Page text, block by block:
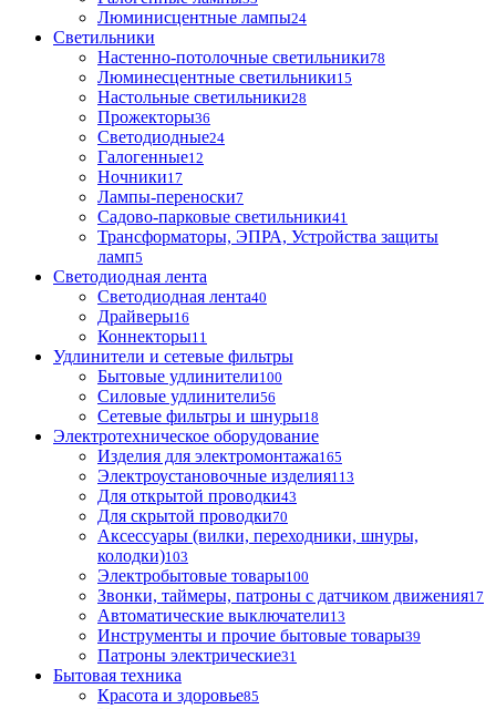
Люминисцентные лампы24
Светильники
Настенно-потолочные светильники78
Люминесцентные светильники15
Настольные светильники28
Прожекторы36
Светодиодные24
Галогенные12
Ночники17
Лампы-переноски7
Садово-парковые светильники41
Трансформаторы, ЭПРА, Устройства защиты
ламп5
Светодиодная лента
Светодиодная лента40
Драйверы16
Коннекторы11
Удлинители и сетевые фильтры
Бытовые удлинители100
Силовые удлинители56
Сетевые фильтры и шнуры18
Электротехническое оборудование
Изделия для электромонтажа165
Электроустановочные изделия113
Для открытой проводки43
Для скрытой проводки70
Аксессуары (вилки, переходники, шнуры,
колодки)103
Электробытовые товары100
Звонки, таймеры, патроны с датчиком движения17
Автоматические выключатели13
Инструменты и прочие бытовые товары39
Патроны электрические31
Бытовая техника
Красота и здоровье85